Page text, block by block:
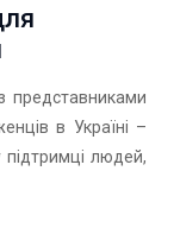
представниками
в Україні –
підтримці людей,